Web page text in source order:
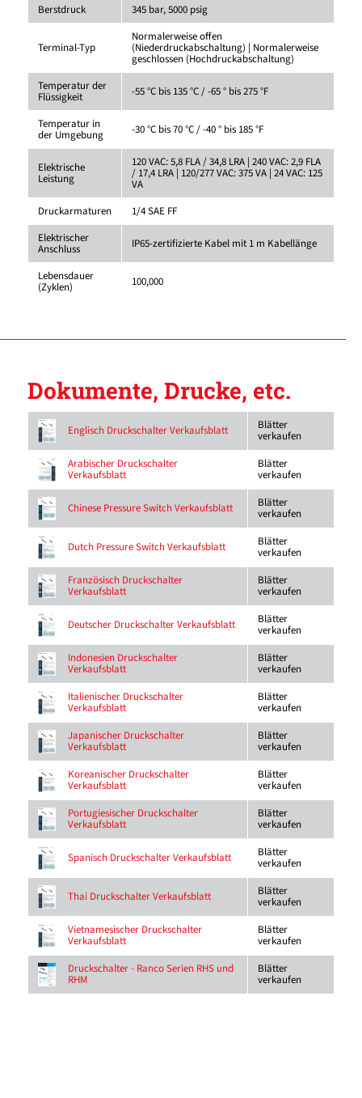
Berstdruck 345 bar, 5000 psig
Terminal-Typ
Normalerweise offen
(Niederdruckabschaltung) | Normalerweise
geschlossen (Hochdruckabschaltung)
Temperatur der
Flüssigkeit -55 °C bis 135 °C / -65 ° bis 275 °F
Temperatur in
der Umgebung -30 °C bis 70 °C / -40 ° bis 185 °F
Elektrische
Leistung
120 VAC: 5,8 FLA / 34,8 LRA | 240 VAC: 2,9 FLA
/ 17,4 LRA | 120/277 VAC: 375 VA | 24 VAC: 125
VA
Druckarmaturen
1/4 SAE FF
Elektrischer
Anschluss IP65-zertifizierte Kabel mit 1 m Kabellänge
Lebensdauer
(Zyklen) 100,000
Dokumente, Drucke, etc.
Englisch Druckschalter Verkaufsblatt Blätter
verkaufen
Arabischer Druckschalter
Verkaufsblatt
Blätter
verkaufen
Chinese Pressure Switch Verkaufsblatt Blätter
verkaufen
Dutch Pressure Switch Verkaufsblatt Blätter
verkaufen
Französisch Druckschalter
Verkaufsblatt
Blätter
verkaufen
Deutscher Druckschalter Verkaufsblatt Blätter
verkaufen
Indonesien Druckschalter
Verkaufsblatt
Blätter
verkaufen
Italienischer Druckschalter
Verkaufsblatt
Blätter
verkaufen
Japanischer Druckschalter
Verkaufsblatt
Blätter
verkaufen
Koreanischer Druckschalter
Verkaufsblatt
Blätter
verkaufen
Portugiesischer Druckschalter
Verkaufsblatt
Blätter
verkaufen
Spanisch Druckschalter Verkaufsblatt Blätter
verkaufen
Thai Druckschalter Verkaufsblatt Blätter
verkaufen
Vietnamesischer Druckschalter
Verkaufsblatt
Blätter
verkaufen
Druckschalter - Ranco Serien RHS und
RHM
Blätter
verkaufen